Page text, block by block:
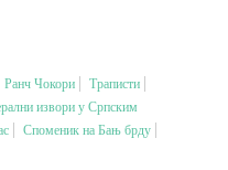
Ранч Чокори
Траписти
извори у Српским
Споменик на Бањ брду